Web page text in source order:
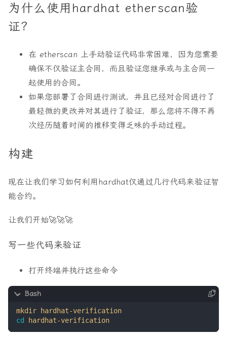
为什么使用hardhat etherscan验
证？
在 etherscan 上手动验证代码非常困难，因为您需要
确保不仅验证主合同，而且验证您继承或与主合同一
起使用的合同。
如果您部署了合同进行测试，并且已经对合同进行了
最轻微的更改并对其进行了验证，那么您将不得不再
次经历随着时间的推移变得乏味的手动过程。
构建
现在让我们学习如何利用hardhat仅通过几行代码来验证智
能合约。
让我们开始🚀🚀🚀
写一些代码来验证
打开终端并执行这些命令
cd